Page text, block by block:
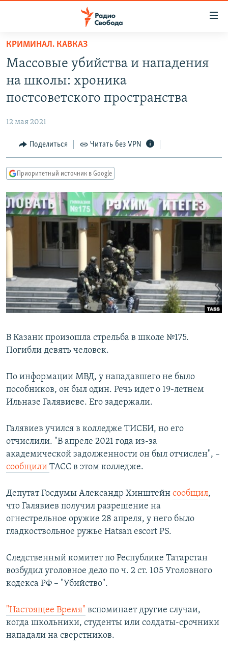
упрощенного
доступа
основному
Вернутся
Вернутся
поиску
АВТОРСКИЕ ПРОЕКТЫ
МНЕНИЯ
КУЛЬТУРА
КАВКАЗ.РЕАЛИИ
СЕВЕР.РЕАЛИИ
СИБИРЬ.РЕАЛИИ
РАСПИСАНИЕ ВЕЩАНИЯ
ПОДПИШИТЕСЬ НА РАССЫЛКУ
СОЦИАЛЬНЫЕ СЕТИ
Все сайты РСЕ/РС
КРИМИНАЛ. КАВКАЗ
Массовые убийства и нападения
на школы: хроника
постсоветского пространства
12 мая 2021
Поделиться Читать без VPN
Приоритетный источник в Google
В Казани произошла стрельба в школе №175.
Погибли девять человек.
По информации МВД, у нападавшего не было
пособников, он был один. Речь идет о 19-летнем
Ильназе Галявиеве. Его задержали.
Галявиев учился в колледже ТИСБИ, но его
отчислили. "В апреле 2021 года из-за
академической задолженности он был отчислен", –
сообщили ТАСС в этом колледже.
Депутат Госдумы Александр Хинштейн сообщил,
что Галявиев получил разрешение на
огнестрельное оружие 28 апреля, у него было
гладкоствольное ружье Hatsan escort PS.
Следственный комитет по Республике Татарстан
возбудил уголовное дело по ч. 2 ст. 105 Уголовного
кодекса РФ – "Убийство".
"Настоящее Время" вспоминает другие случаи,
когда школьники, студенты или солдаты-срочники
нападали на сверстников.